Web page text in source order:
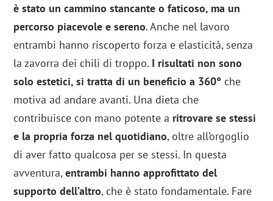
è stato un cammino stancante o faticoso, ma un
percorso piacevole e sereno. Anche nel lavoro
entrambi hanno riscoperto forza e elasticità, senza
la zavorra dei chili di troppo. I risultati non sono
solo estetici, si tratta di un beneficio a 360° che
motiva ad andare avanti. Una dieta che
contribuisce con mano potente a ritrovare se stessi
e la propria forza nel quotidiano, oltre all’orgoglio
di aver fatto qualcosa per se stessi. In questa
avventura,entrambi hanno approfittato del
supporto dell’altro, che è stato fondamentale. Fare